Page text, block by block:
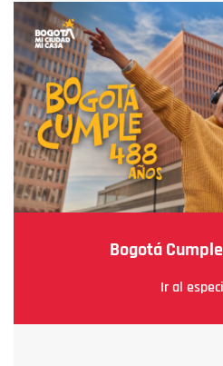
Bogotá
Ir al